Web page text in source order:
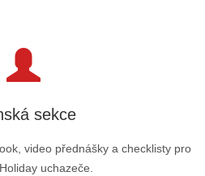
sekce
video přednášky a checklisty pro
uchazeče.